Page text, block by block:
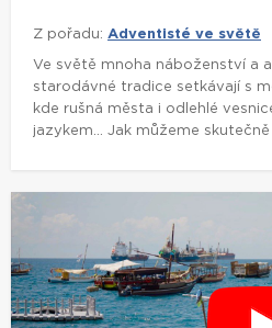
Z pořadu: Adventisté ve světě
Ve světě mnoha náboženství a
starodávné tradice setkávají s
kde rušná města i odlehlé
jazykem... Jak můžeme